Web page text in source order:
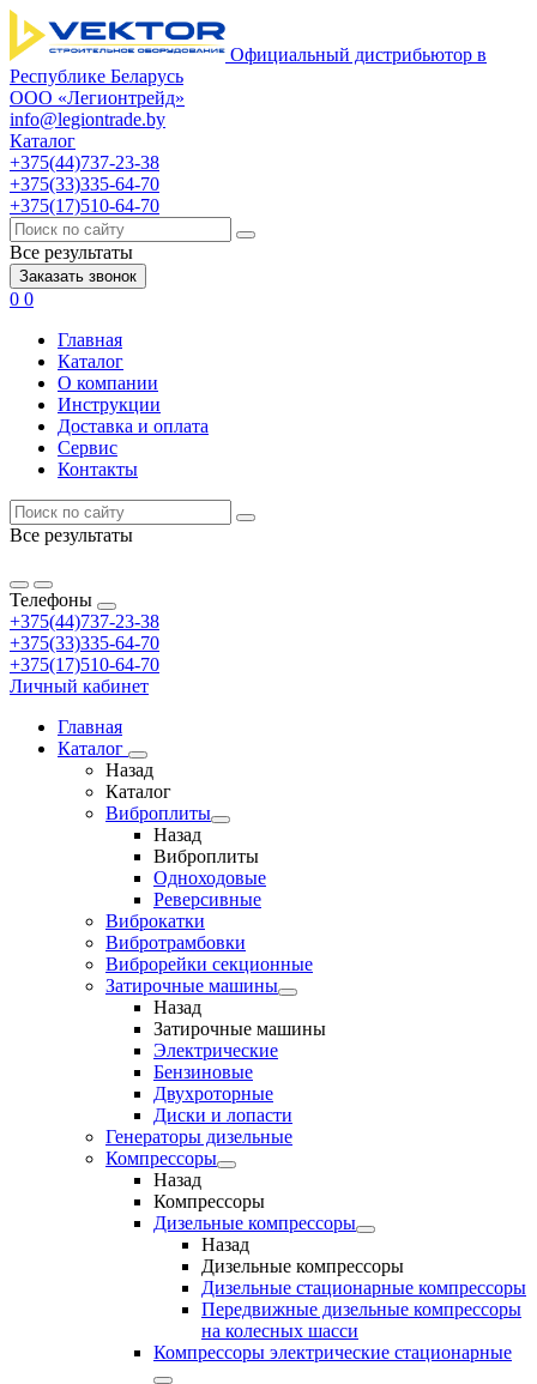
Официальный дистрибьютор в
Республике Беларусь
ООО «Легионтрейд»
info@legiontrade.by
Каталог
+375(44)737-23-38
+375(33)335-64-70
+375(17)510-64-70
Все результаты
Заказать звонок
0 0
Главная
Каталог
О компании
Инструкции
Доставка и оплата
Сервис
Контакты
Все результаты
Телефоны
+375(44)737-23-38
+375(33)335-64-70
+375(17)510-64-70
Личный кабинет
Главная
Каталог
Назад
Каталог
Виброплиты
Назад
Виброплиты
Одноходовые
Реверсивные
Виброкатки
Вибротрамбовки
Виброрейки секционные
Затирочные машины
Назад
Затирочные машины
Электрические
Бензиновые
Двухроторные
Диски и лопасти
Генераторы дизельные
Компрессоры
Назад
Компрессоры
Дизельные компрессоры
Назад
Дизельные компрессоры
Дизельные стационарные компрессоры
Передвижные дизельные компрессоры
на колесных шасси
Компрессоры электрические стационарные